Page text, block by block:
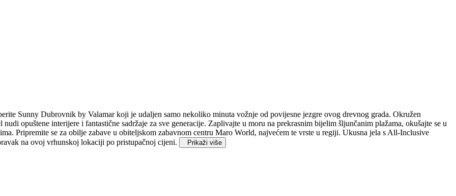
Sunny Dubrovnik by Valamar koji je udaljen samo nekoliko minuta vožnje od povijesne jezgre ovog drevnog grada. Okružen
opuštene interijere i fantastične sadržaje za sve generacije. Zaplivajte u moru na prekrasnim bijelim šljunčanim plažama, okušajte se u
Pripremite se za obilje zabave u obiteljskom zabavnom centru Maro World, najvećem te vrste u regiji. Ukusna jela s All-Inclusive
na ovoj vrhunskoj lokaciji po pristupačnoj cijeni.
Prikaži više